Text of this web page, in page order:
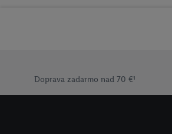
Doprava zadarmo nad 70 €¹